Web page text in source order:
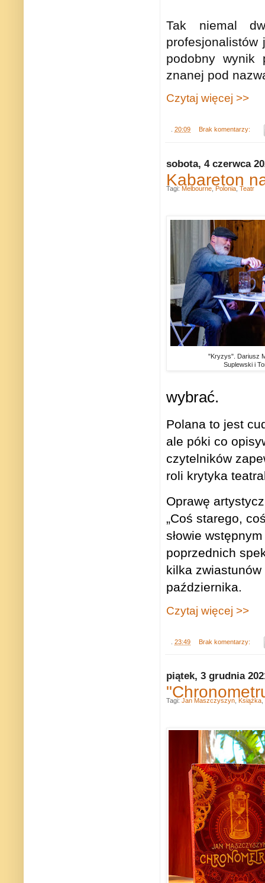
Tak niemal
profesjonalistów
podobny wynik
znanej pod
Czytaj więcej >>
. 20:09 Brak komentarzy:
sobota, 4 czerwca
Kabareton
"Kryzys". Dariusz
Suplewski i
wybrać.
Polana to jest
ale póki co
czytelników
roli krytyka
Oprawę
„Coś starego,
słowie
poprzednich
kilka
października.
Czytaj więcej >>
23:49 Brak komentarzy:
Tagi: Melbourne Polonia Teatr
piątek, 3 grudnia
Tagi: Jan Maszczyszyn Książka